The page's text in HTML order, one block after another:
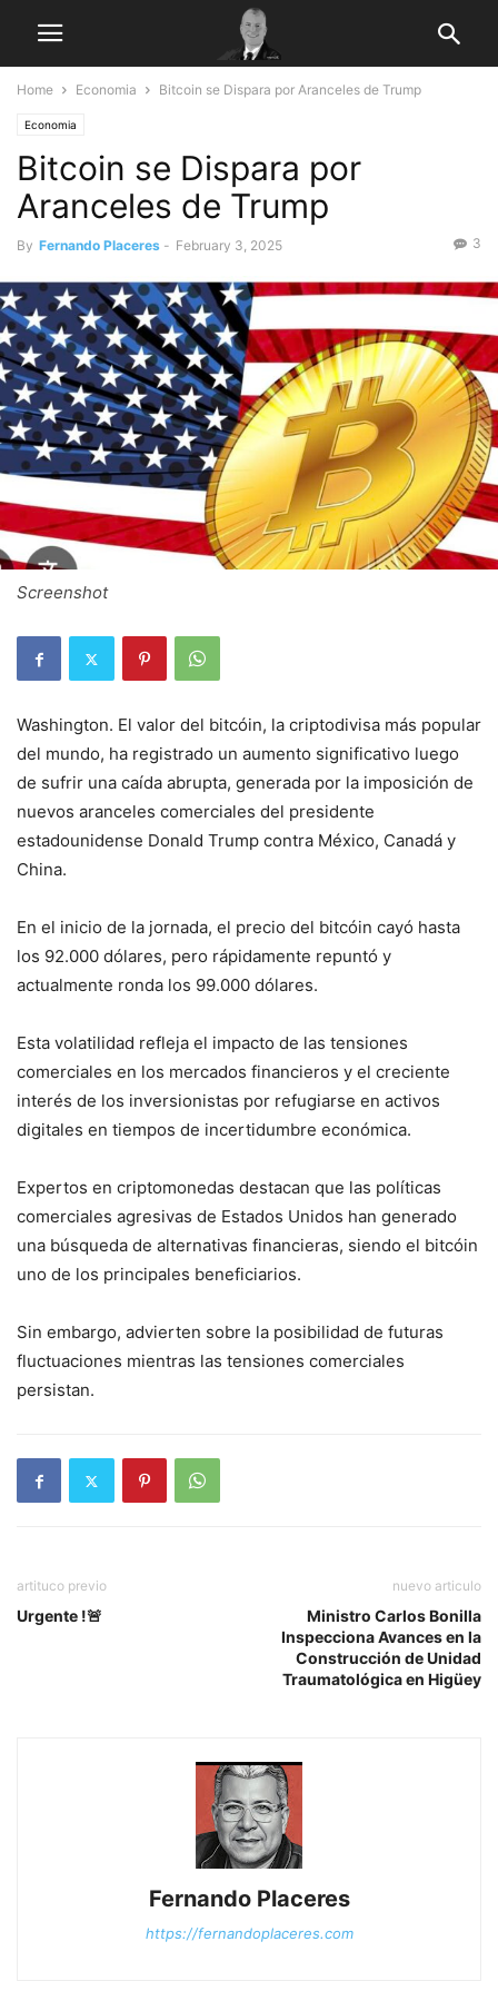
Home Economia Bitcoin se Dispara por Aranceles de Trump
Economia
Bitcoin se Dispara por
Aranceles de Trump
By Fernando Placeres - February 3, 2025 3
Screenshot
Washington. El valor del bitcóin, la criptodivisa más popular
del mundo, ha registrado un aumento significativo luego
de sufrir una caída abrupta, generada por la imposición de
nuevos aranceles comerciales del presidente
estadounidense Donald Trump contra México, Canadá y
China.
En el inicio de la jornada, el precio del bitcóin cayó hasta
los 92.000 dólares, pero rápidamente repuntó y
actualmente ronda los 99.000 dólares.
Esta volatilidad refleja el impacto de las tensiones
comerciales en los mercados financieros y el creciente
interés de los inversionistas por refugiarse en activos
digitales en tiempos de incertidumbre económica.
Expertos en criptomonedas destacan que las políticas
comerciales agresivas de Estados Unidos han generado
una búsqueda de alternativas financieras, siendo el bitcóin
uno de los principales beneficiarios.
Sin embargo, advierten sobre la posibilidad de futuras
fluctuaciones mientras las tensiones comerciales
persistan.
artituco previo
Urgente !🚨
nuevo articulo
Ministro Carlos Bonilla
Inspecciona Avances en la
Construcción de Unidad
Traumatológica en Higüey
Fernando Placeres
https://fernandoplaceres.com